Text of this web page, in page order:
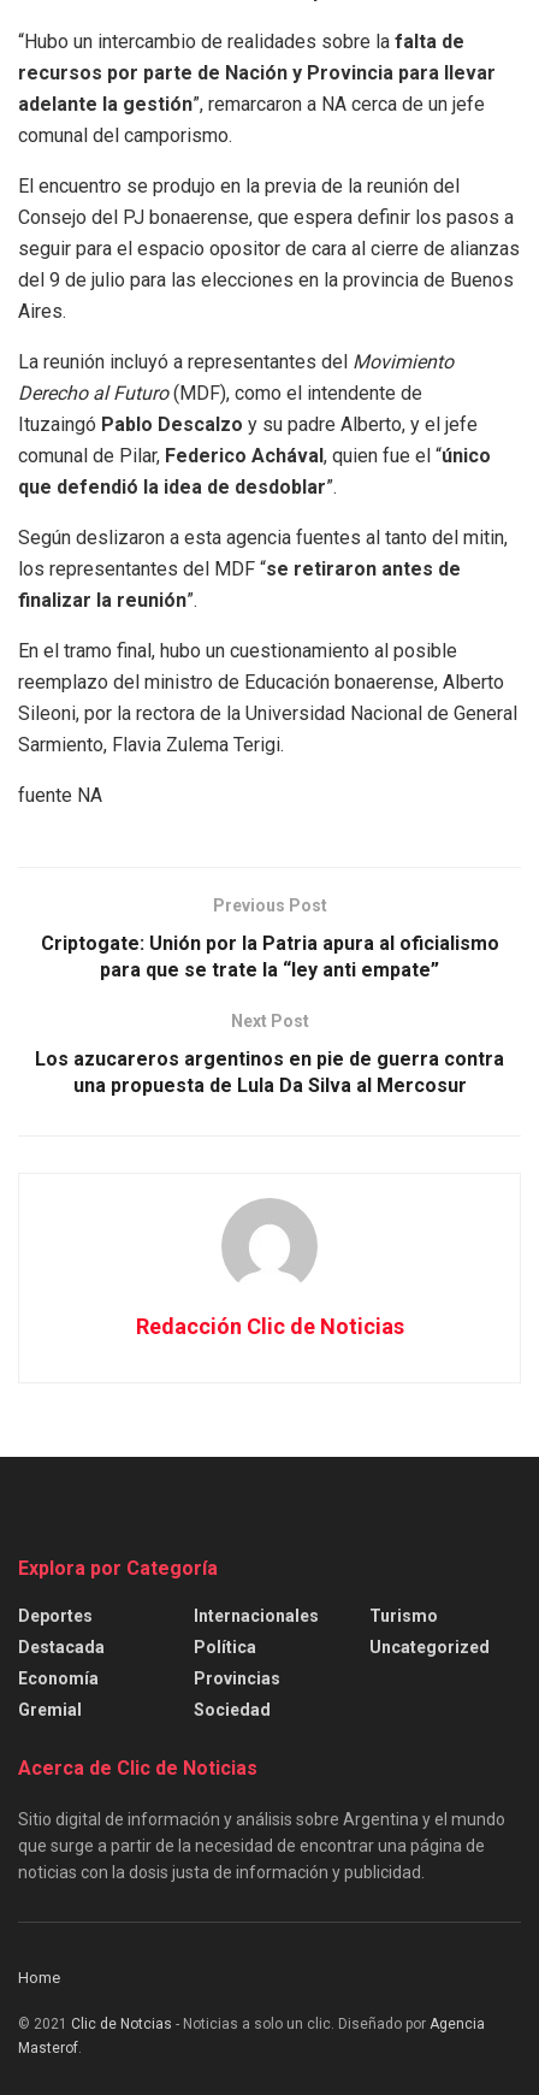
“Hubo un intercambio de realidades sobre la falta de
recursos por parte de Nación y Provincia para llevar
adelante la gestión”, remarcaron a NA cerca de un jefe
comunal del camporismo.
El encuentro se produjo en la previa de la reunión del
Consejo del PJ bonaerense, que espera definir los pasos a
seguir para el espacio opositor de cara al cierre de alianzas
del 9 de julio para las elecciones en la provincia de Buenos
Aires.
La reunión incluyó a representantes del Movimiento
Derecho al Futuro(MDF), como el intendente de
Ituzaingó Pablo Descalzo y su padre Alberto, y el jefe
comunal de Pilar, Federico Achával , quien fue el “único
que defendió la idea de desdoblar”.
Según deslizaron a esta agencia fuentes al tanto del mitin,
los representantes del MDF “se retiraron antes de
finalizar la reunión”.
En el tramo final, hubo un cuestionamiento al posible
reemplazo del ministro de Educación bonaerense, Alberto
Sileoni, por la rectora de la Universidad Nacional de General
Sarmiento, Flavia Zulema Terigi.
fuente NA
Previous Post
Criptogate: Unión por la Patria apura al oficialismo
para que se trate la “ley anti empate”
Next Post
Los azucareros argentinos en pie de guerra contra
una propuesta de Lula Da Silva al Mercosur
Redacción Clic de Noticias
Explora por Categoría
Deportes
Destacada
Economía
Gremial
Internacionales
Política
Provincias
Sociedad
Turismo
Uncategorized
Acerca de Clic de Noticias
Sitio digital de información y análisis sobre Argentina y el mundo
que surge a partir de la necesidad de encontrar una página de
noticias con la dosis justa de información y publicidad.
Home
© 2021 Clic de Notcias - Noticias a solo un clic. Diseñado por Agencia
Masterof.